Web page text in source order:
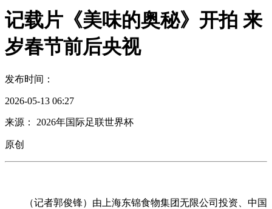
记载片《美味的奥秘》开拍 来
岁春节前后央视
发布时间：
2026-05-13 06:27
来源： 2026年国际足联世界杯
原创
（记者郭俊锋）由上海东锦食物集团无限公司投资、中国